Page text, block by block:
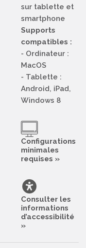
sur tablette et
smartphone
Supports
compatibles :
- Ordinateur :
MacOS
- Tablette :
Android, iPad,
Windows 8
Configurations
minimales
requises »
Consulter les
informations
d’accessibilité
»